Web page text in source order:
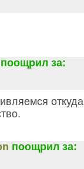
поощрил за:
поощрил за: